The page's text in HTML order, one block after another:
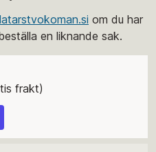
om du har
en liknande sak.
frakt)